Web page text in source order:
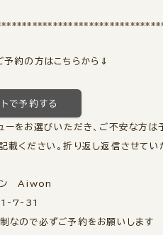
予約の方はこちらから⇓
で予約する
ーをお選びいただき、ご不安な方
載ください。折り返し返信させて
ン Aiwon
1-7-31
なので必ずご予約をお願いします